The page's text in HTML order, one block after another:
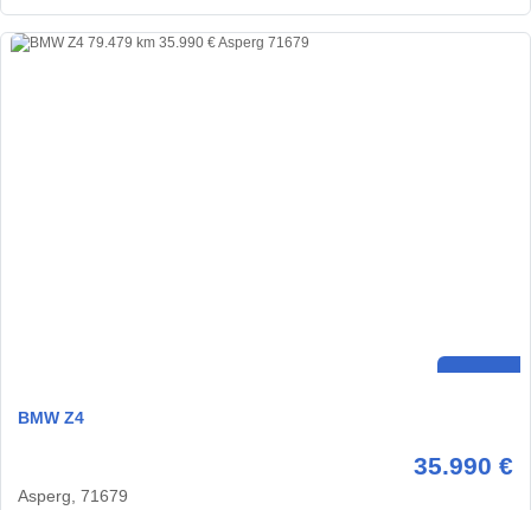
BMW Z4
35.990 €
Asperg, 71679